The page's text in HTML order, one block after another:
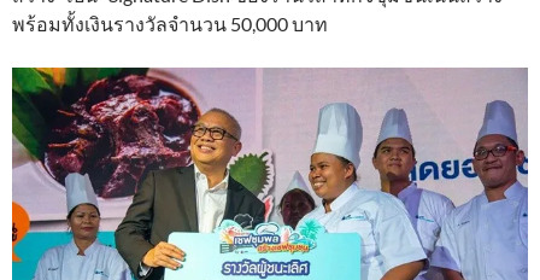
พร้อมทั้งเงินรางวัลจำนวน 50,000 บาท